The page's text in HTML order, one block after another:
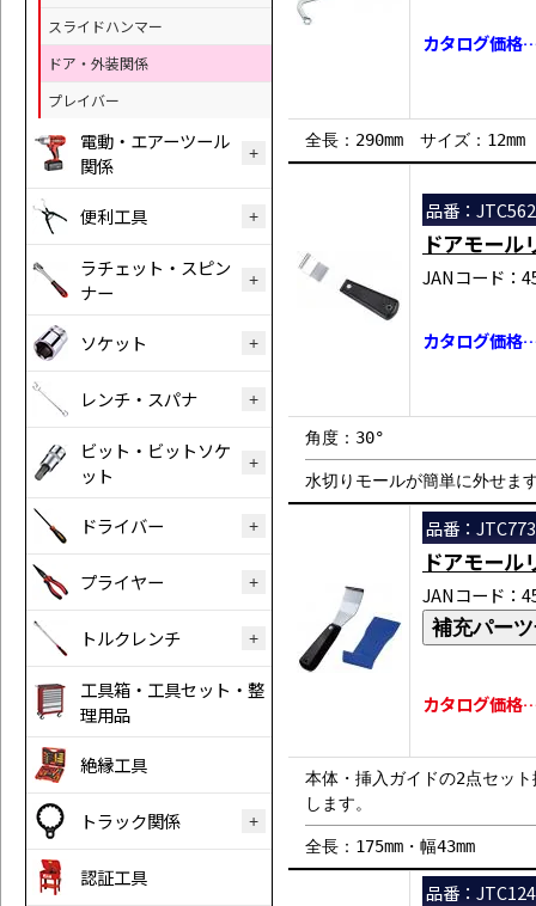
スライドハンマー
ドア・外装関係
プレイバー
電動・エアーツール
関係
便利工具
ラチェット・スピン
ナー
ソケット
レンチ・スパナ
ビット・ビットソケ
ット
ドライバー
プライヤー
トルクレンチ
工具箱・工具セット・整
理用品
絶縁工具
トラック関係
認証工具
カタログ価格
全長：290mm サイズ：
品番：
ドアモール
JANコード：
カタログ価格
角度：30°
水切りモールが簡単に外せま
品番：
ドアモー
JANコード：
補充パー
カタログ価格
本体・挿入ガイドの2点セッ
します。
全長：175mm・幅43mm
品番：